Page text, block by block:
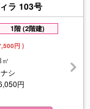
ラ 103号
1階 (2階建)
円 )
ナシ
円